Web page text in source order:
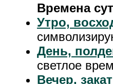
Времена
Утро,
День,
светлое
Вечер,